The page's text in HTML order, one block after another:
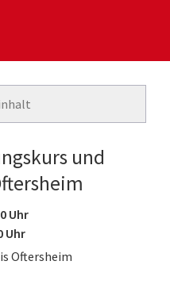
und
Uhr
Uhr
Oftersheim